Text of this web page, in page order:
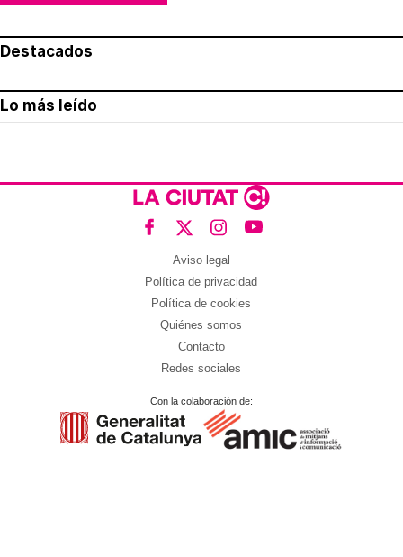
Destacados
Lo más leído
Aviso legal
Política de privacidad
Política de cookies
Quiénes somos
Contacto
Redes sociales
Con la colaboración de: